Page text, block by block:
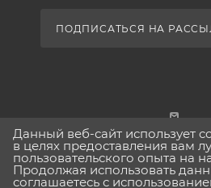
ПОДПИСАТЬСЯ НА
г.
Данный веб-сайт использует
в целях предоставления вам
пользовательского опыта на
Продолжая использовать
соглашаетесь с